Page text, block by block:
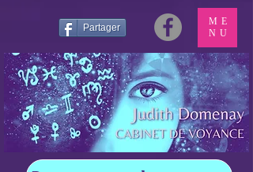
Partager
ME
NU